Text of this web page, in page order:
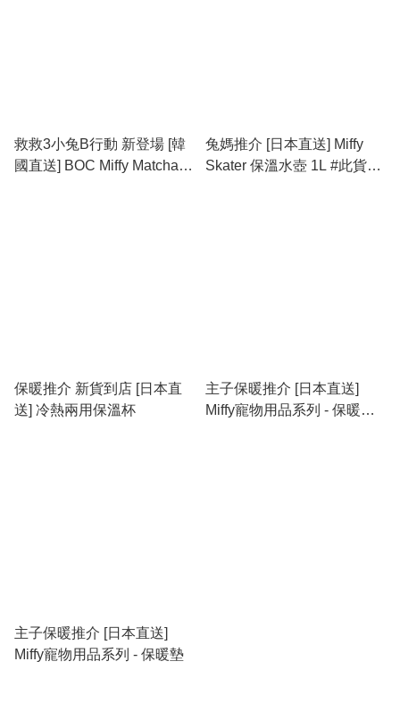
救救3小兔B行動 新登場 [韓
國直送] BOC Miffy Matcha
兔媽推介 [日本直送] Miffy
Skater 保溫水壺 1L #此貨品
保暖推介 新貨到店 [日本直
送] 冷熱兩用保溫杯
主子保暖推介 [日本直送]
Miffy寵物用品系列 - 保暖梳
主子保暖推介 [日本直送]
Miffy寵物用品系列 - 保暖墊